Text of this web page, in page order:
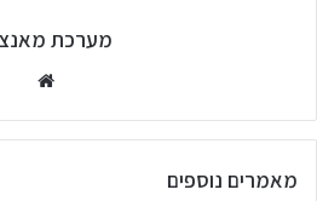
מערכת
מאמרים נוספים